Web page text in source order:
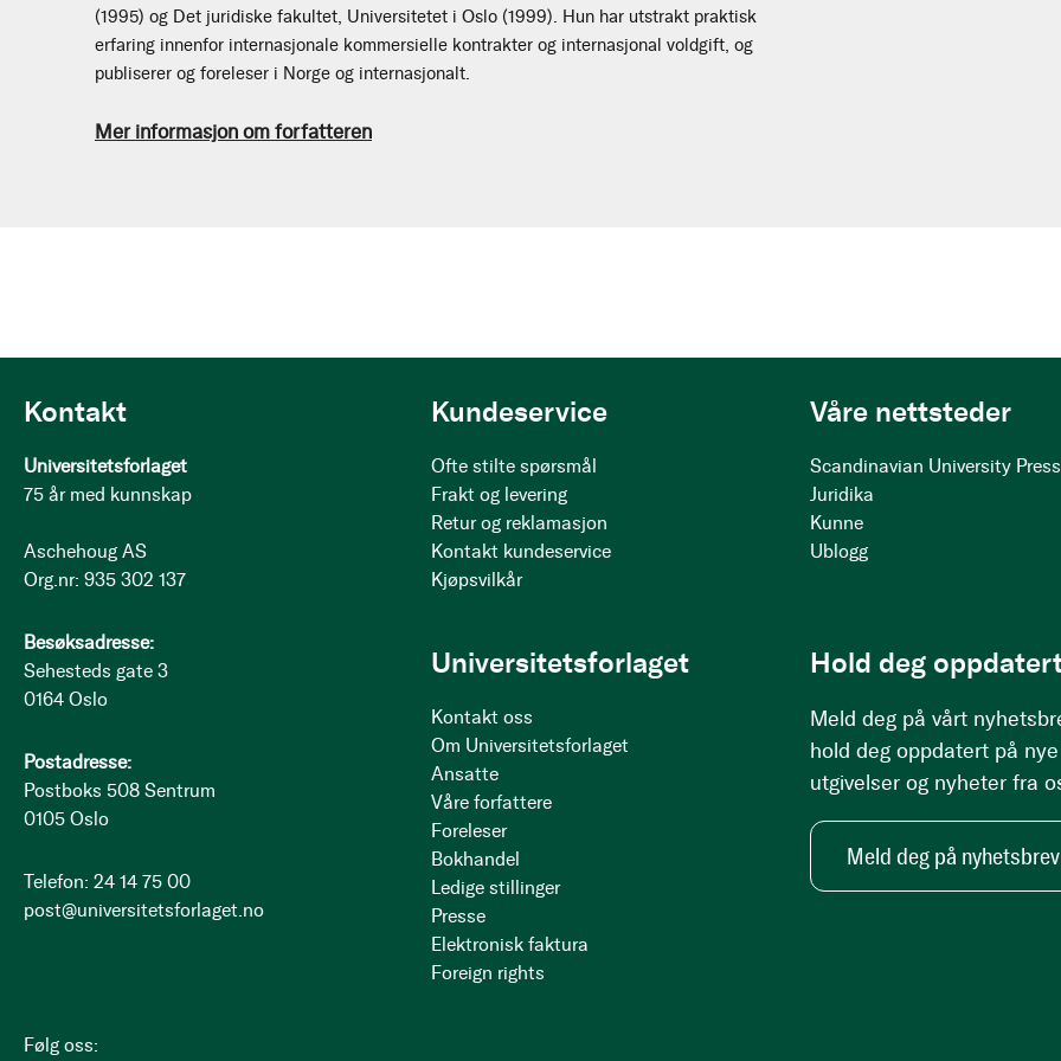
(1995) og Det juridiske fakultet, Universitetet i Oslo (1999). Hun har utstrakt praktisk
erfaring innenfor internasjonale kommersielle kontrakter og internasjonal voldgift, og
publiserer og foreleser i Norge og internasjonalt.
Mer informasjon om forfatteren
Kontakt
Universitetsforlaget
75 år med kunnskap
Aschehoug AS
Org.nr: 935 302 137
Besøksadresse:
Sehesteds gate 3
0164 Oslo
Postadresse:
Postboks 508 Sentrum
0105 Oslo
Telefon: 24 14 75 00
post@universitetsforlaget.no
Følg oss:
Kundeservice
Ofte stilte spørsmål
Frakt og levering
Retur og reklamasjon
Kontakt kundeservice
Kjøpsvilkår
Våre nettsteder
Scandinavian University Press
Juridika
Kunne
Ublogg
Universitetsforlaget
Kontakt oss
Om Universitetsforlaget
Ansatte
Våre forfattere
Foreleser
Bokhandel
Ledige stillinger
Presse
Elektronisk faktura
Foreign rights
Hold deg
Meld deg på vårt
hold deg oppdatert på nye
utgivelser og nyheter fra
Meld deg på nyhetsbrev